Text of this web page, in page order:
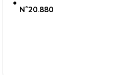
N°20.880